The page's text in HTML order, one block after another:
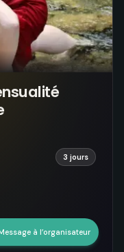
3 jours
à l’organisateur